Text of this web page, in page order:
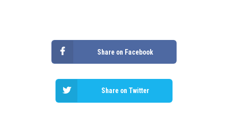
Share on Facebook
Share on Twitter